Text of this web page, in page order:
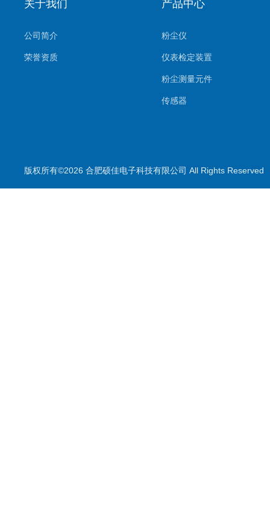
关于我们
公司简介
荣誉资质
产品中心
粉尘仪
仪表检定装置
粉尘测量元件
传感器
气体检测仪
测量仪
版权所有©2026 合肥硕佳电子科技有限公司 All Rights